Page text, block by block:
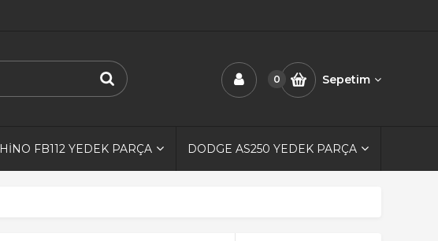
0 Sepetim
HİNO FB112 YEDEK PARÇA DODGE AS250 YEDEK PARÇA